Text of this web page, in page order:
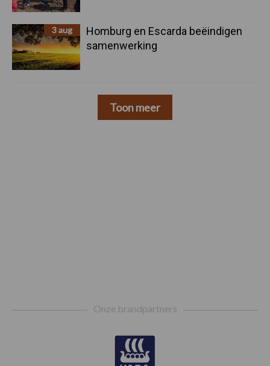
3 aug
Homburg en Escarda beëindigen
samenwerking
Toon meer
Onze brandpartners